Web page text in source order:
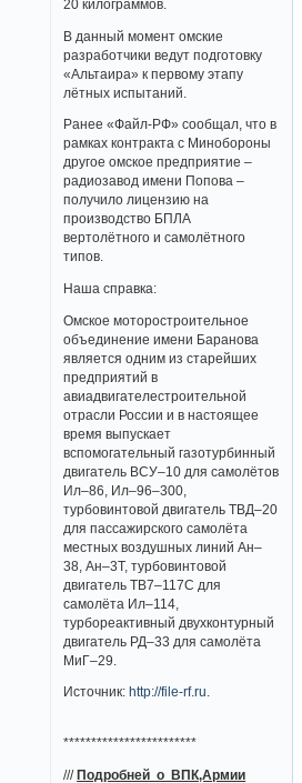
20 килограммов.
В данный момент омские
разработчики ведут подготовку
«Альтаира» к первому этапу
лётных испытаний.
Ранее «Файл-РФ» сообщал, что в
рамках контракта с Минобороны
другое омское предприятие –
радиозавод имени Попова –
получило лицензию на
производство БПЛА
вертолётного и самолётного
типов.
Наша справка:
Омское моторостроительное
объединение имени Баранова
является одним из старейших
предприятий в
авиадвигателестроительной
отрасли России и в настоящее
время выпускает
вспомогательный газотурбинный
двигатель ВСУ–10 для самолётов
Ил–86, Ил–96–300,
турбовинтовой двигатель ТВД–20
для пассажирского самолёта
местных воздушных линий Ан–
38, Ан–3Т, турбовинтовой
двигатель ТВ7–117С для
самолёта Ил–114,
турбореактивный двухконтурный
двигатель РД–33 для самолёта
МиГ–29.
Источник: http://file-rf.ru
************************
///Подробней о ВПК,Армии